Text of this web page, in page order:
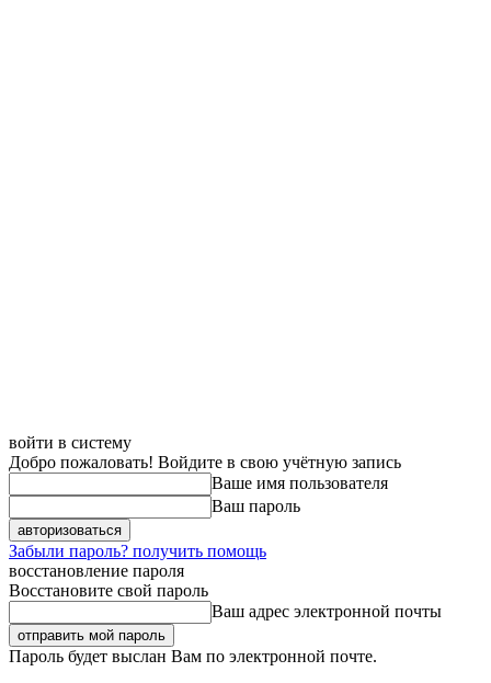
войти в систему
Добро пожаловать! Войдите в свою учётную запись
Ваше имя пользователя
Ваш пароль
Забыли пароль? получить помощь
восстановление пароля
Восстановите свой пароль
Ваш адрес электронной почты
Пароль будет выслан Вам по электронной почте.